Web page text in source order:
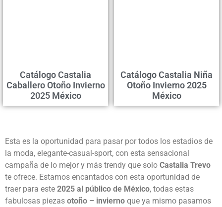
Catálogo Castalia
Caballero Otoño Invierno
2025 México
Catálogo Castalia Niña
Otoño Invierno 2025
México
Esta es la oportunidad para pasar por todos los estadios de
la moda, elegante-casual-sport, con esta sensacional
campaña de lo mejor y más trendy que solo Castalia Trevo
te ofrece. Estamos encantados con esta oportunidad de
traer para este 2025 al público de México, todas estas
fabulosas piezas otoño – invierno que ya mismo pasamos